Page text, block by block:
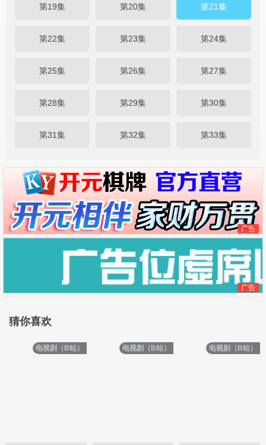
第19集 第20集 第21集
第22集 第23集 第24集
第25集 第26集 第27集
第28集 第29集 第30集
第31集 第32集 第33集
广告
广告
猜你喜欢
电视剧（B站） 电视剧（B站） 电视剧（B站）